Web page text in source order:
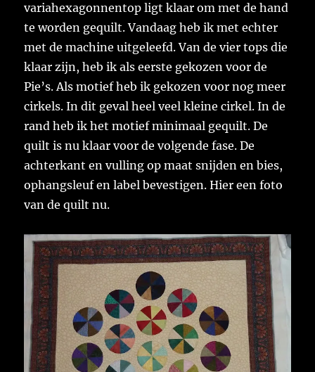
variahexagonnentop ligt klaar om met de hand
te worden gequilt. Vandaag heb ik met echter
met de machine uitgeleefd. Van de vier tops die
klaar zijn, heb ik als eerste gekozen voor de
Pie’s. Als motief heb ik gekozen voor nog meer
cirkels. In dit geval heel veel kleine cirkel. In de
rand heb ik het motief minimaal gequilt. De
quilt is nu klaar voor de volgende fase. De
achterkant en vulling op maat snijden en bies,
ophangsleuf en label bevestigen. Hier een foto
van de quilt nu.